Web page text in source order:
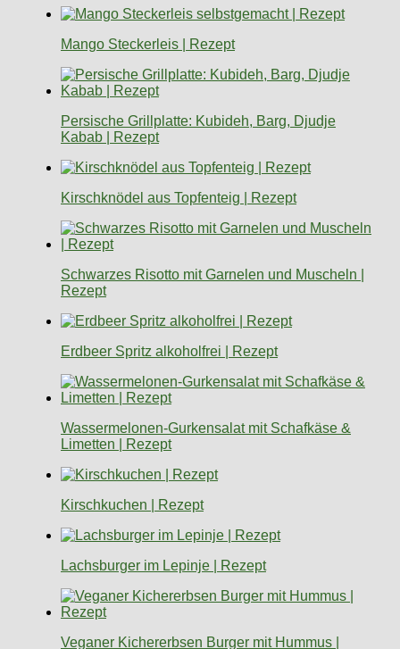
Mango Steckerleis | Rezept
Persische Grillplatte: Kubideh, Barg, Djudje
Kabab | Rezept
Kirschknödel aus Topfenteig | Rezept
Schwarzes Risotto mit Garnelen und Muscheln |
Rezept
Erdbeer Spritz alkoholfrei | Rezept
Wassermelonen-Gurkensalat mit Schafkäse &
Limetten | Rezept
Kirschkuchen | Rezept
Lachsburger im Lepinje | Rezept
Veganer Kichererbsen Burger mit Hummus |